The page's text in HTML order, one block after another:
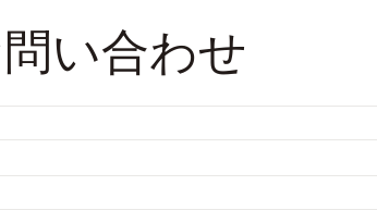
い合わせ